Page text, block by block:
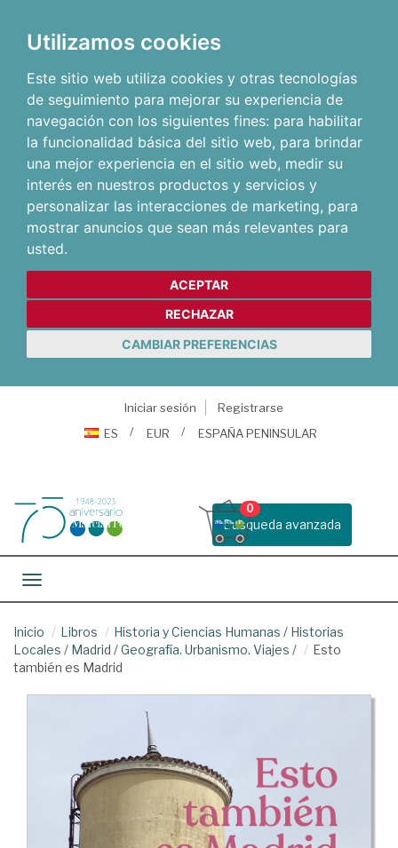
Utilizamos cookies
Este sitio web utiliza cookies y otras tecnologías
de seguimiento para mejorar su experiencia de
navegación con los siguientes fines: para habilitar
la funcionalidad básica del sitio web, para brindar
una mejor experiencia en el sitio web, medir su
interés en nuestros productos y servicios y
personalizar las interacciones de marketing, para
mostrar anuncios que sean más relevantes para
usted.
ACEPTAR
RECHAZAR
CAMBIAR PREFERENCIAS
Iniciar sesión
Registrarse
ES
EUR ESPAÑA PENINSULAR
Busqueda avanzada
0
Toggle navigation
Inicio Libros Historia y Ciencias Humanas / Historias
Locales / Madrid /Geografía. Urbanismo. Viajes /
Esto
también es Madrid